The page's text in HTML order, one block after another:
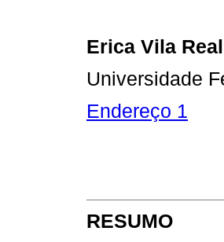
Erica Vila
Universidade
Endereço 1
RESUMO